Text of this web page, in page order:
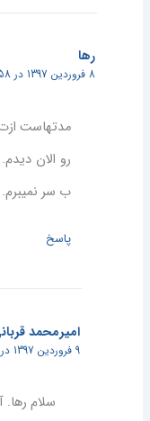
رها
8 فروردین 1397 در 15:58
مدتهاست
رو الان
ب سر
پاسخ
امیرمحمد
9 فروردین 1397 در 22:06
سلام